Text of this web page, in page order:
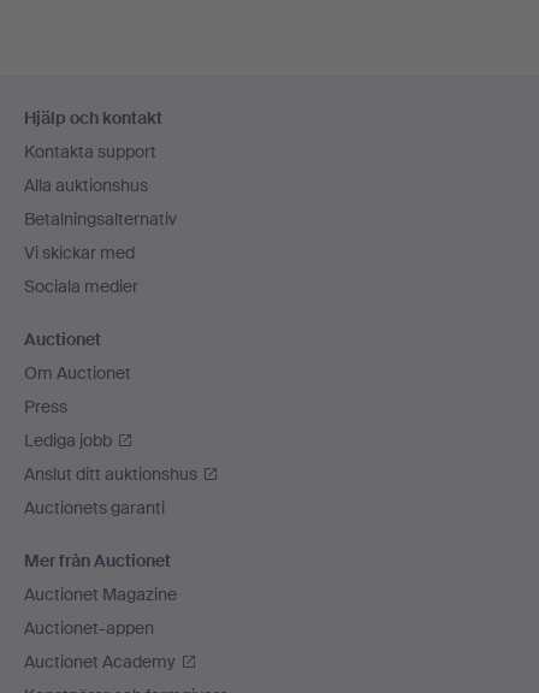
Hjälp och kontakt
Kontakta support
Alla auktionshus
Betalningsalternativ
Vi skickar med
Sociala medier
Auctionet
Om Auctionet
Press
Lediga jobb
Anslut ditt auktionshus
Auctionets garanti
Mer från Auctionet
Auctionet Magazine
Auctionet-appen
Auctionet Academy